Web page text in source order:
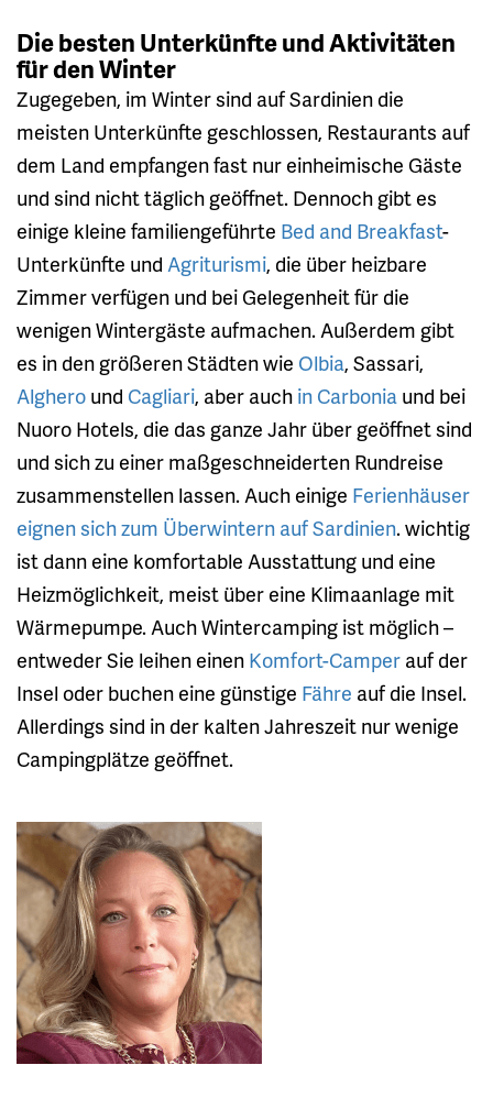
Die besten Unterkünfte und Aktivitäten
für den Winter
Zugegeben, im Winter sind auf Sardinien die
meisten Unterkünfte geschlossen, Restaurants auf
dem Land empfangen fast nur einheimische Gäste
und sind nicht täglich geöffnet. Dennoch gibt es
einige kleine familiengeführte Bed and Breakfast-
Unterkünfte und Agriturismi, die über heizbare
Zimmer verfügen und bei Gelegenheit für die
wenigen Wintergäste aufmachen. Außerdem gibt
es in den größeren Städten wie Olbia, Sassari,
Alghero und Cagliari, aber auch in Carbonia und bei
Nuoro Hotels, die das ganze Jahr über geöffnet sind
und sich zu einer maßgeschneiderten Rundreise
zusammenstellen lassen. Auch einige Ferienhäuser
eignen sich zum Überwintern auf Sardinien. wichtig
ist dann eine komfortable Ausstattung und eine
Heizmöglichkeit, meist über eine Klimaanlage mit
Wärmepumpe. Auch Wintercamping ist möglich –
entweder Sie leihen einen Komfort-Camper auf der
Insel oder buchen eine günstige Fähre auf die Insel.
Allerdings sind in der kalten Jahreszeit nur wenige
Campingplätze geöffnet.